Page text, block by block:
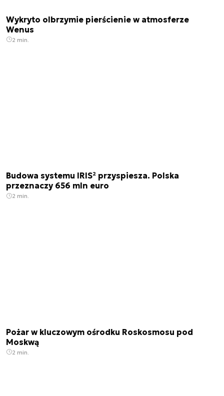
Wykryto olbrzymie pierścienie w atmosferze
Wenus
2 min.
Budowa systemu IRIS² przyspiesza. Polska
przeznaczy 656 mln euro
2 min.
Pożar w kluczowym ośrodku Roskosmosu pod
Moskwą
2 min.